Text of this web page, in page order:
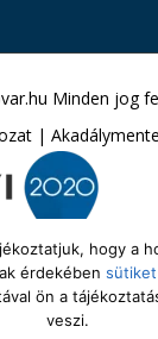
Minden jog
|
hogy a
érdekében sütiket
ön a
veszi.